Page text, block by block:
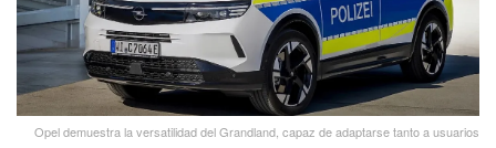
Opel demuestra la versatilidad del Grandland, capaz de adaptarse tanto a usuarios